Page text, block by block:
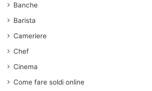
Banche
Barista
Cameriere
Chef
Cinema
Come fare soldi online